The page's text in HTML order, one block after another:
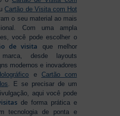
Cartão de Visita com Hot
o seu material ao mais
Com uma ampla
você pode escolher o
de visita que melhor
desde layouts
modernos e inovadores
e Cartão com
. E se precisar de um
aqui você pode
de forma prática e
tecnologia de ponta e